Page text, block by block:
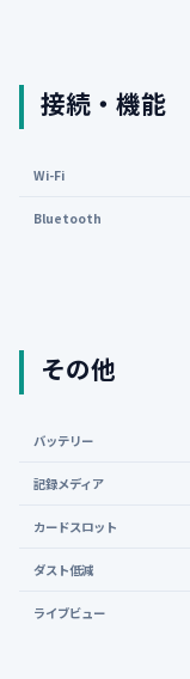
接続・機能
Wi-Fi
Bluetooth
その他
バッテリー
記録メディア
カードスロット
ダスト低減
ライブビュー